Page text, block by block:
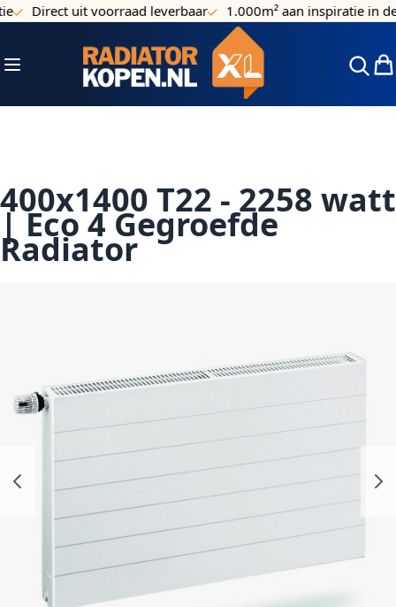
Ga naar de inhoud
Direct uit voorraad leverbaar 1.000m² aan inspiratie in de
Toggle Nav
400x1400 T22 - 2258 watt
| Eco 4 Gegroefde
Radiator